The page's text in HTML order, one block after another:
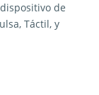
de
Táctil, y